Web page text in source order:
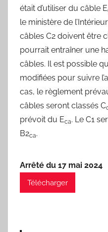
était d’utiliser du câble E
le ministère de
câbles C2 doivent être
pourrait entraîner une
câbles. Il est possible
modifiées pour suivre
cas, le règlement
câbles seront classés C
prévoit du Eca. Le C1
B2ca.
Arrêté du 17 mai 2024
Télécharger